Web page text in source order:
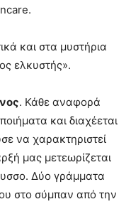
και στα μυστήρια
ελκυστής».
. Κάθε αναφορά
και διαχέεται
να χαρακτηριστεί
μας μετεωρίζεται
Δύο γράμματα
στο σύμπαν από την